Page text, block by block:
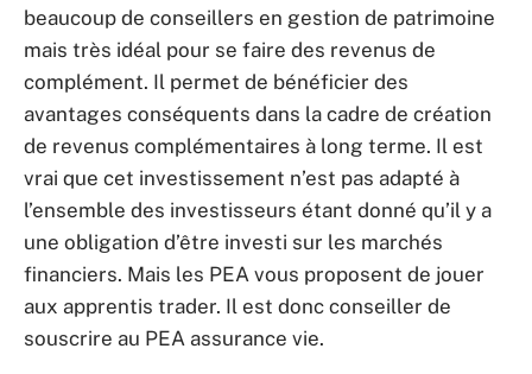
beaucoup de conseillers en gestion de patrimoine
mais très idéal pour se faire des revenus de
complément. Il permet de bénéficier des
avantages conséquents dans la cadre de création
de revenus complémentaires à long terme. Il est
vrai que cet investissement n’est pas adapté à
l’ensemble des investisseurs étant donné qu’il y a
une obligation d’être investi sur les marchés
financiers. Mais les PEA vous proposent de jouer
aux apprentis trader. Il est donc conseiller de
souscrire au PEA assurance vie.